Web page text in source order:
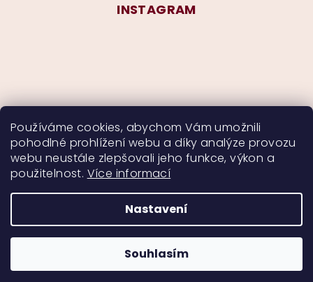
Používáme cookies, abychom Vám umožnili
pohodlné prohlížení webu a díky analýze provozu
webu neustále zlepšovali jeho funkce, výkon a
použitelnost. Více informací
Nastavení
Souhlasím
INSTAGRAM
Sledovat na Instagramu
Vytvořil Shoptet